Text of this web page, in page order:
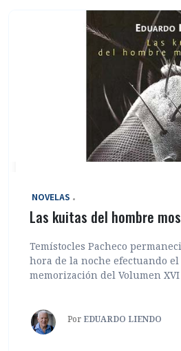
‎ NOVELAS
Las kuitas del hombre
Temístocles Pacheco
hora de la noche efectuando
memorización del Volumen XVI
Por EDUARDO LIENDO